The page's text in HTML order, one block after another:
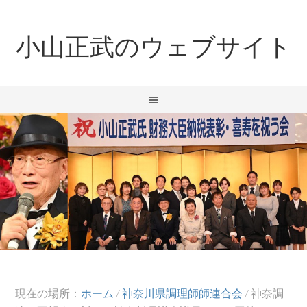
小山正武のウェブサイト
現在の場所： ホーム /神奈川県調理師師連合会 /神奈調